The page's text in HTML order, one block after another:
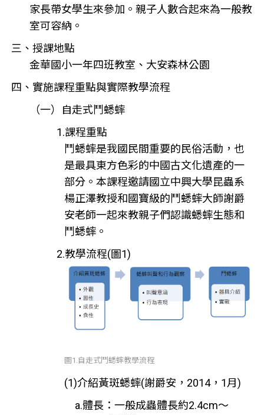
家長帶女學生來參加。親子人數合起來為一般教
室可容納。
三、授課地點
金華國小一年四班教室、大安森林公園
四、實施課程重點與實際教學流程
（一）自走式鬥蟋蟀
1.課程重點
鬥蟋蟀是我國民間重要的民俗活動，也
是最具東方色彩的中國古文化遺產的一
部分。本課程邀請國立中興大學昆蟲系
楊正澤教授和國寶級的鬥蟋蟀大師謝爵
安老師一起來教親子們認識蟋蟀生態和
鬥蟋蟀。
2.教學流程(圖1)
圖1.自走式鬥蟋蟀教學流程
(1)介紹黃斑蟋蟀(謝爵安，2014，1月)
a.體長：一般成蟲體長約2.4cm～